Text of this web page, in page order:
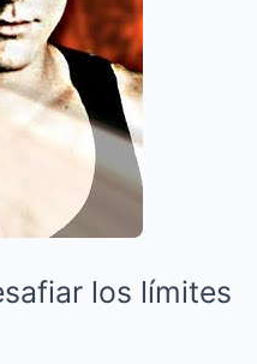
los límites